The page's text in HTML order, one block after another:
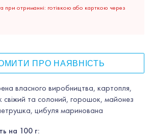
при отриманні: готівкою або карткою через
власного виробництва, картопля,
свіжий та солоний, горошок, майонез
цибуля маринована
на 100 г:
ПРО НАЯВНІСТЬ